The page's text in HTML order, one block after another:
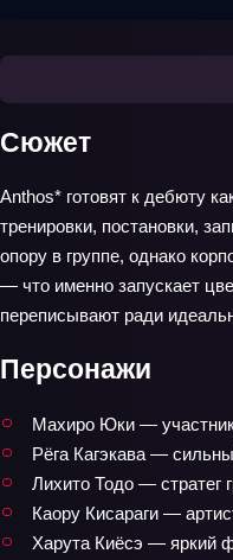
Сюжет
Anthos* готовят к дебюту
тренировки, постановки,
опору в группе, однако
— что именно запускает
переписывают ради
Персонажи
Махиро Юки — участник
Рёга Кагэкава —
Лихито Тодо — стратег
Каору Кисараги —
Харута Киёсэ — яркий